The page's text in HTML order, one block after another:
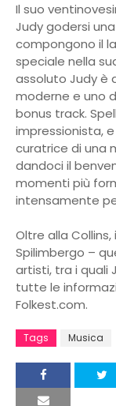
Il suo
Judy godersi
compongono il
speciale nella
assoluto Judy è
moderne e uno
bonus track.
impressionista,
curatrice di una
dandoci il
momenti più
intensamente
Oltre alla
Spilimbergo –
artisti, tra i quali
tutte le
Folkest.com.
Tags Musica